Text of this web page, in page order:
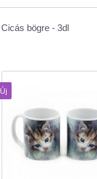
Cicás bögre - 3dl
Új